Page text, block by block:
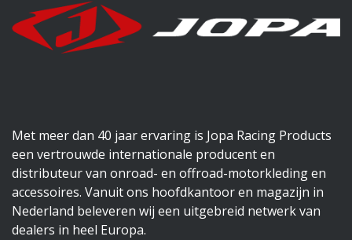
Met meer dan 40 jaar ervaring is Jopa Racing Products
een vertrouwde internationale producent en
distributeur van onroad- en offroad-motorkleding en
accessoires. Vanuit ons hoofdkantoor en magazijn in
Nederland beleveren wij een uitgebreid netwerk van
dealers in heel Europa.